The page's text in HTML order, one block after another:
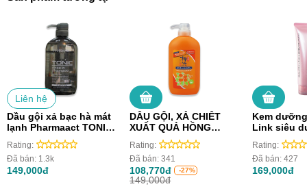
Liên hệ
Dầu gội xả bạc hà mát
lạnh Pharmaact TONIC
Nhật Bản dành cho
nam giới (600ml)
Rating:
Đã bán: 1.3k
149,000đ
DẦU GỘI, XẢ CHIẾT
XUẤT QUẢ HỒNG
SHIKIORIORI (Chai
600ml)
Rating:
Đã bán:341
108,770đ -27%
149,000đ
Kem
Link siêu
phục hồi
Rating:
Đã bán:427
169,000đ